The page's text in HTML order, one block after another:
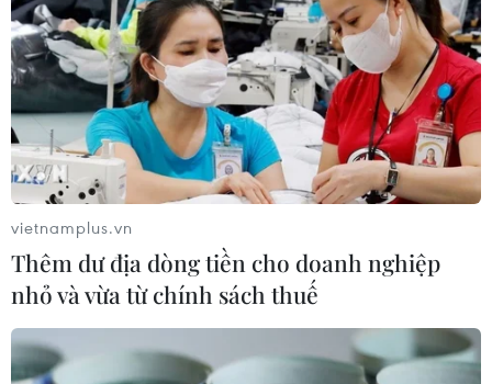
Khởi tố, truy nã 3 đối tượng hoạt
động nhằm lật đổ chính quyền nhân
dân
07/08/2026 13:51
Bảo mẫu tại cơ sở mầm non thừa
Phát hiện đối tượng tàng trữ trái
phép vũ khí quân dụng
vietnamplus.vn
Thêm dư địa dòng tiền cho doanh nghiệp
nhỏ và vừa từ chính sách thuế